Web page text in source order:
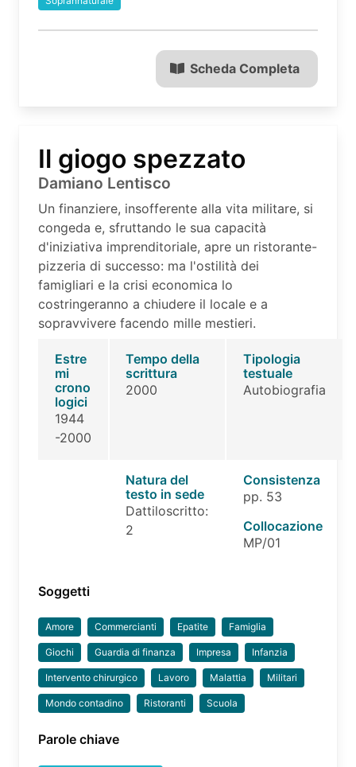
Scheda Completa
Il giogo spezzato
Damiano Lentisco
Un finanziere, insofferente alla vita militare, si
congeda e, sfruttando le sua capacità
d'iniziativa imprenditoriale, apre un ristorante-
pizzeria di successo: ma l'ostilità dei
famigliari e la crisi economica lo
costringeranno a chiudere il locale e a
sopravvivere facendo mille mestieri.
Estre
mi
crono
logici
1944
-2000
Tempo della
scrittura
2000
Tipologia
testuale
Autobiografia
Natura del
testo in sede
Dattiloscritto:
2
Consistenza
pp. 53
Collocazione
MP/01
Soggetti
Amore Commercianti Epatite Famiglia
Giochi Guardia di finanza Impresa Infanzia
Intervento chirurgico Lavoro Malattia Militari
Mondo contadino Ristoranti Scuola
Parole chiave